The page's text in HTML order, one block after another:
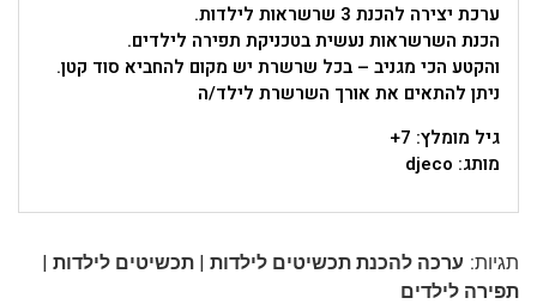
ערכת יצירה להכנת 3 שרשראות לילדות.
הכנת השרשראות נעשית בטכניקת תפירה לילדים.
והקטע הכי מגניב – בכל שרשרת יש מקום להחביא סוד קטן.
ניתן להתאים את אורך השרשרת לילד/ה
גיל מומלץ: 7+
מותג: djeco
תגיות: ערכה להכנת תכשיטים לילדות | תכשיטים לילדות |
תפירה לילדים